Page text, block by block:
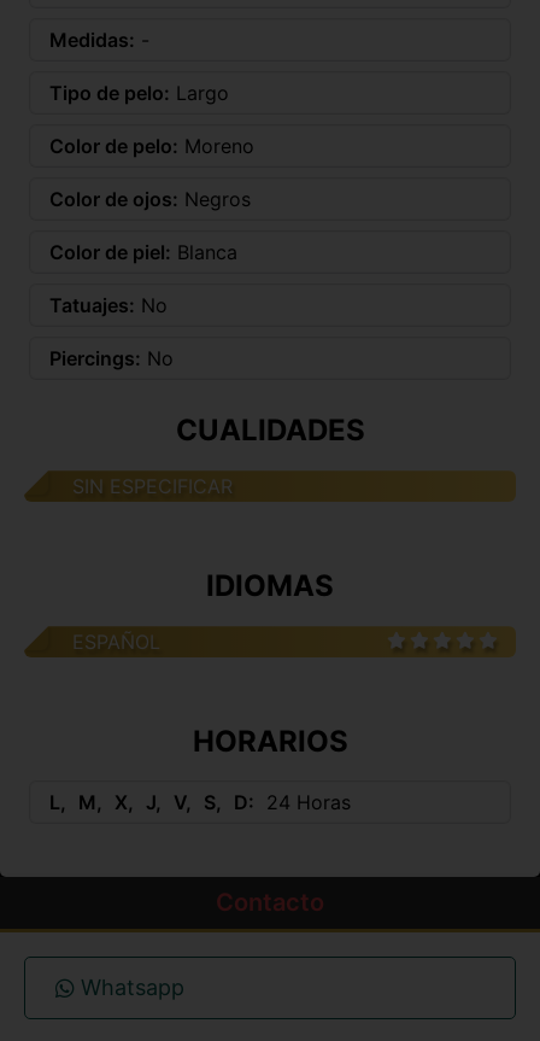
Medidas: -
Tipo de pelo: Largo
Color de pelo: Moreno
Color de ojos: Negros
Color de piel: Blanca
Tatuajes: No
Piercings: No
CUALIDADES
SIN ESPECIFICAR
IDIOMAS
ESPAÑOL
HORARIOS
L M X J V S D 24 Horas
Contacto
Whatsapp